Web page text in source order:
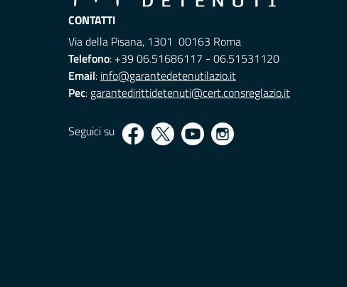
CONTATTI
Via della Pisana, 1301 00163 Roma
Telefono: +39 06.51686117 - 06.51531120
Email: info@garantedetenutilazio.it
Pec: garantedirittidetenuti@cert.consreglazio.it
Seguici su